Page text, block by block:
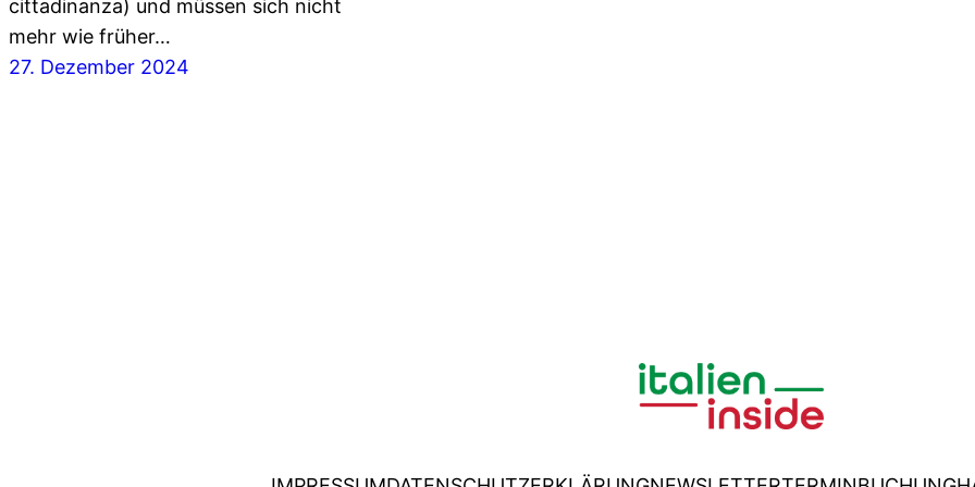
cittadinanza) und müssen sich nicht
mehr wie früher…
27. Dezember 2024